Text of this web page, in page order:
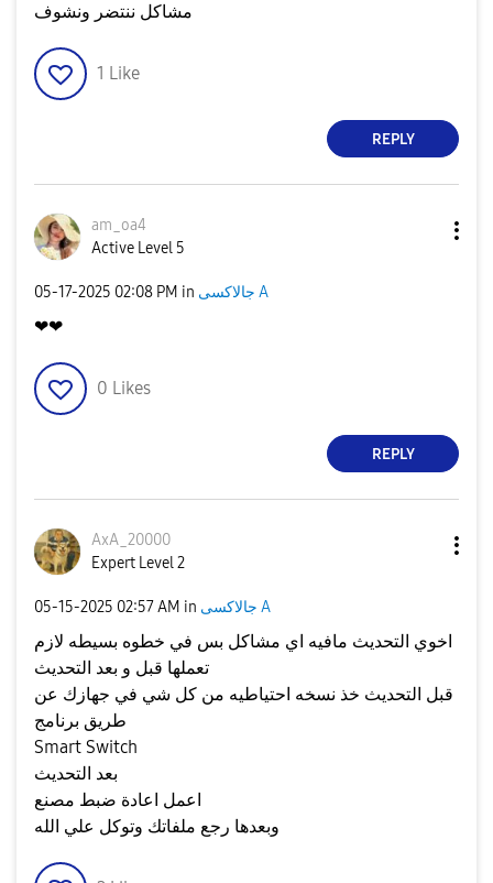
مشاكل ننتضر ونشوف
1 Like
REPLY
am_oa4
Active Level 5
‎05-17-2025 02:08 PM in جالاكسى A
❤❤
0 Likes
REPLY
AxA_20000
Expert Level 2
‎05-15-2025 02:57 AM in جالاكسى A
اخوي التحديث مافيه اي مشاكل بس في خطوه بسيطه لازم
تعملها قبل و بعد التحديث
قبل التحديث خذ نسخه احتياطيه من كل شي في جهازك عن
طريق برنامج
Smart Switch
بعد التحديث
اعمل اعادة ضبط مصنع
وبعدها رجع ملفاتك وتوكل علي الله